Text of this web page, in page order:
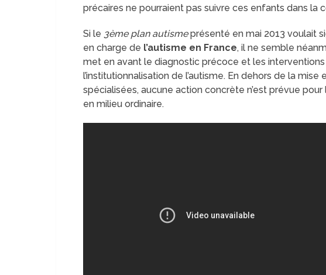
précaires ne pourraient pas suivre ces enfants dans la
Si le 3ème plan autismeprésenté en mai 2013 voulait
en charge de l’autisme en France, il ne semble
met en avant le diagnostic précoce et les
l’institutionnalisation de l’autisme. En dehors de la mise
spécialisées, aucune action concrète n’est prévue
en milieu ordinaire.